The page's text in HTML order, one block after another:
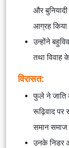
और
आग्रह
उन्होंने
तथा विवाह
विरासत:
फुले ने जाति
रूढ़िवाद पर
समान समाज
उनके निडर